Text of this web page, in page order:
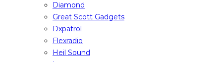
Diamond
Great Scott Gadgets
Dxpatrol
Flexradio
Heil Sound